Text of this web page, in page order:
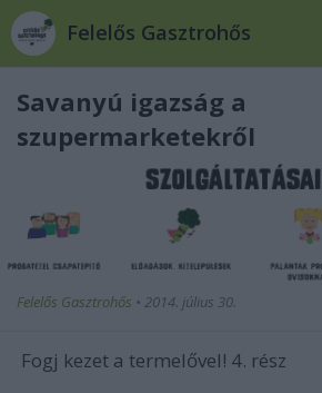
Felelős Gasztrohős
Savanyú igazság a
szupermarketekről
Felelős Gasztrohős • 2014. július 30.
Fogj kezet a termelővel! 4. rész